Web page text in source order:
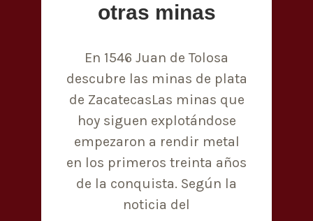
otras minas
En 1546 Juan de Tolosa
descubre las minas de plata
de ZacatecasLas minas que
hoy siguen explotándose
empezaron a rendir metal
en los primeros treinta años
de la conquista. Según la
noticia del